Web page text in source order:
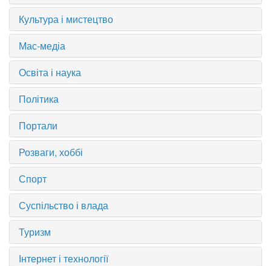
Культура і мистецтво
Мас-медіа
Освіта і наука
Політика
Портали
Розваги, хоббі
Спорт
Суспільство і влада
Туризм
Інтернет і технології